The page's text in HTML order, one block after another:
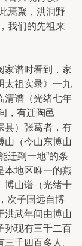
焉聚，洪洞野
我们的先祖来
谱时看到，家
太祖实录》一九
清谱（光绪七年
，有迁陶邑
县）张葛者，有
山（今山东博山
迁到一地”的条
本地区唯一的燕
博山谱（光绪十
次子国远自博
洪武年间由博山
孙现有三千二百
千四百多人。